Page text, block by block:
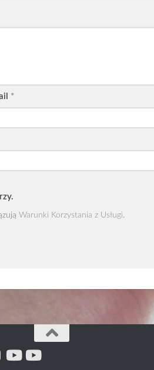
*
Warunki Korzystania z Usługi.